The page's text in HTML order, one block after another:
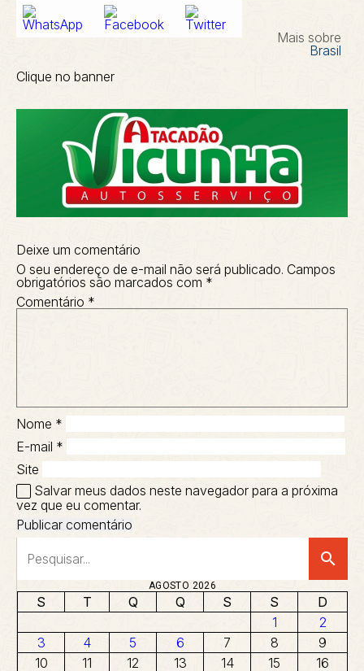
Mais sobre
Brasil
Clique no banner
Deixe um comentário
O seu endereço de e-mail não será publicado. Campos
obrigatórios são marcados com *
Comentário *
Nome *
E-mail *
Site
Salvar meus dados neste navegador para a próxima
vez que eu comentar.
search
AGOSTO 2026
S T Q Q S S
D
1
2
3
4 5 6 7 8
9
10
11 12 13 14 15 16